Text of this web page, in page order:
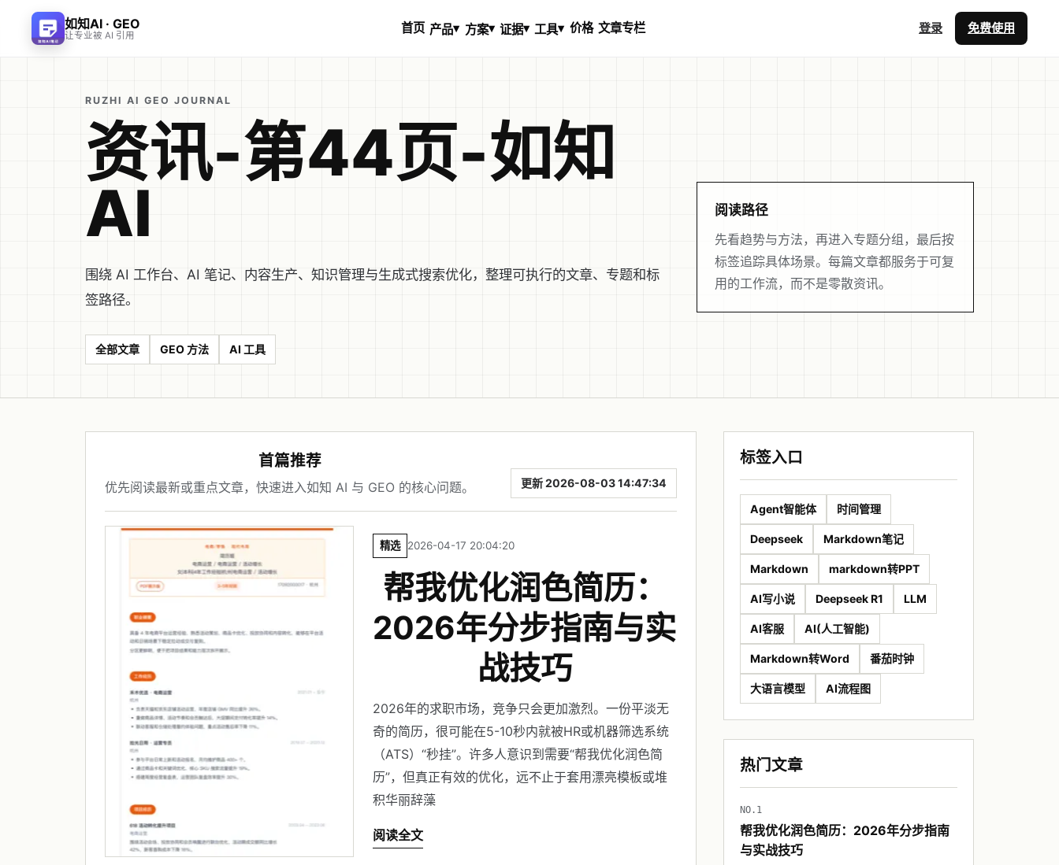
如知AI · GEO
让专业被 AI 引用 首页 产品▾ 方案▾ 证据▾ 工具▾ 价格 文章专栏 登录 免费使用
RUZHI AI GEO JOURNAL
资讯-第44页-如知
AI
围绕 AI 工作台、AI 笔记、内容生产、知识管理与生成式搜索优化，整理可执行的文章、专题和标
签路径。
阅读路径
先看趋势与方法，再进入专题分组，最后按
标签追踪具体场景。每篇文章都服务于可复
用的工作流，而不是零散资讯。
全部文章 GEO 方法 AI 工具
首篇推荐
优先阅读最新或重点文章，快速进入如知 AI 与 GEO 的核心问题。 更新 2026-08-03 14:47:34
精选 2026-04-17 20:04:20
帮我优化润色简历：
2026年分步指南与实
战技巧
2026年的求职市场，竞争只会更加激烈。一份平淡无
奇的简历，很可能在5-10秒内就被HR或机器筛选系统
（ATS）“秒挂”。许多人意识到需要“帮我优化润色简
历”，但真正有效的优化，远不止于套用漂亮模板或堆
积华丽辞藻
阅读全文
标签入口
Agent智能体 时间管理
Deepseek Markdown笔记
Markdown markdown转PPT
AI写小说 Deepseek R1 LLM
AI客服 AI(人工智能)
Markdown转Word 番茄时钟
大语言模型 AI流程图
热门文章
NO.1
帮我优化润色简历：2026年分步指南
与实战技巧